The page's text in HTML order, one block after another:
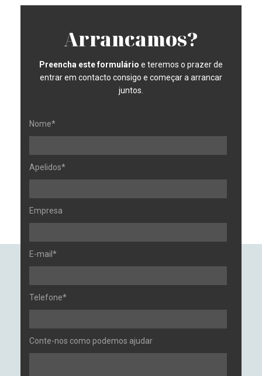
Arrancamos?
Preencha este formulário e teremos o prazer de
entrar em contacto consigo e começar a arrancar
juntos.
Nome*
Apelidos*
Empresa
E-mail*
Telefone*
Conte-nos como podemos ajudar